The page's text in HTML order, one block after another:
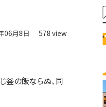
06月8日 578 view
釡の飯ならぬ、同